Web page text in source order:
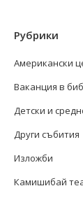
Рубрики
Американски
Ваканция в
Детски и
Други събития
Изложби
Камишибай